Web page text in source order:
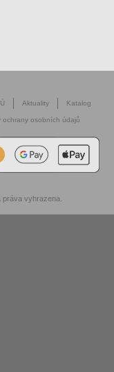
Aktuality Katalog
ochrany osobních údajů
práva vyhrazena.